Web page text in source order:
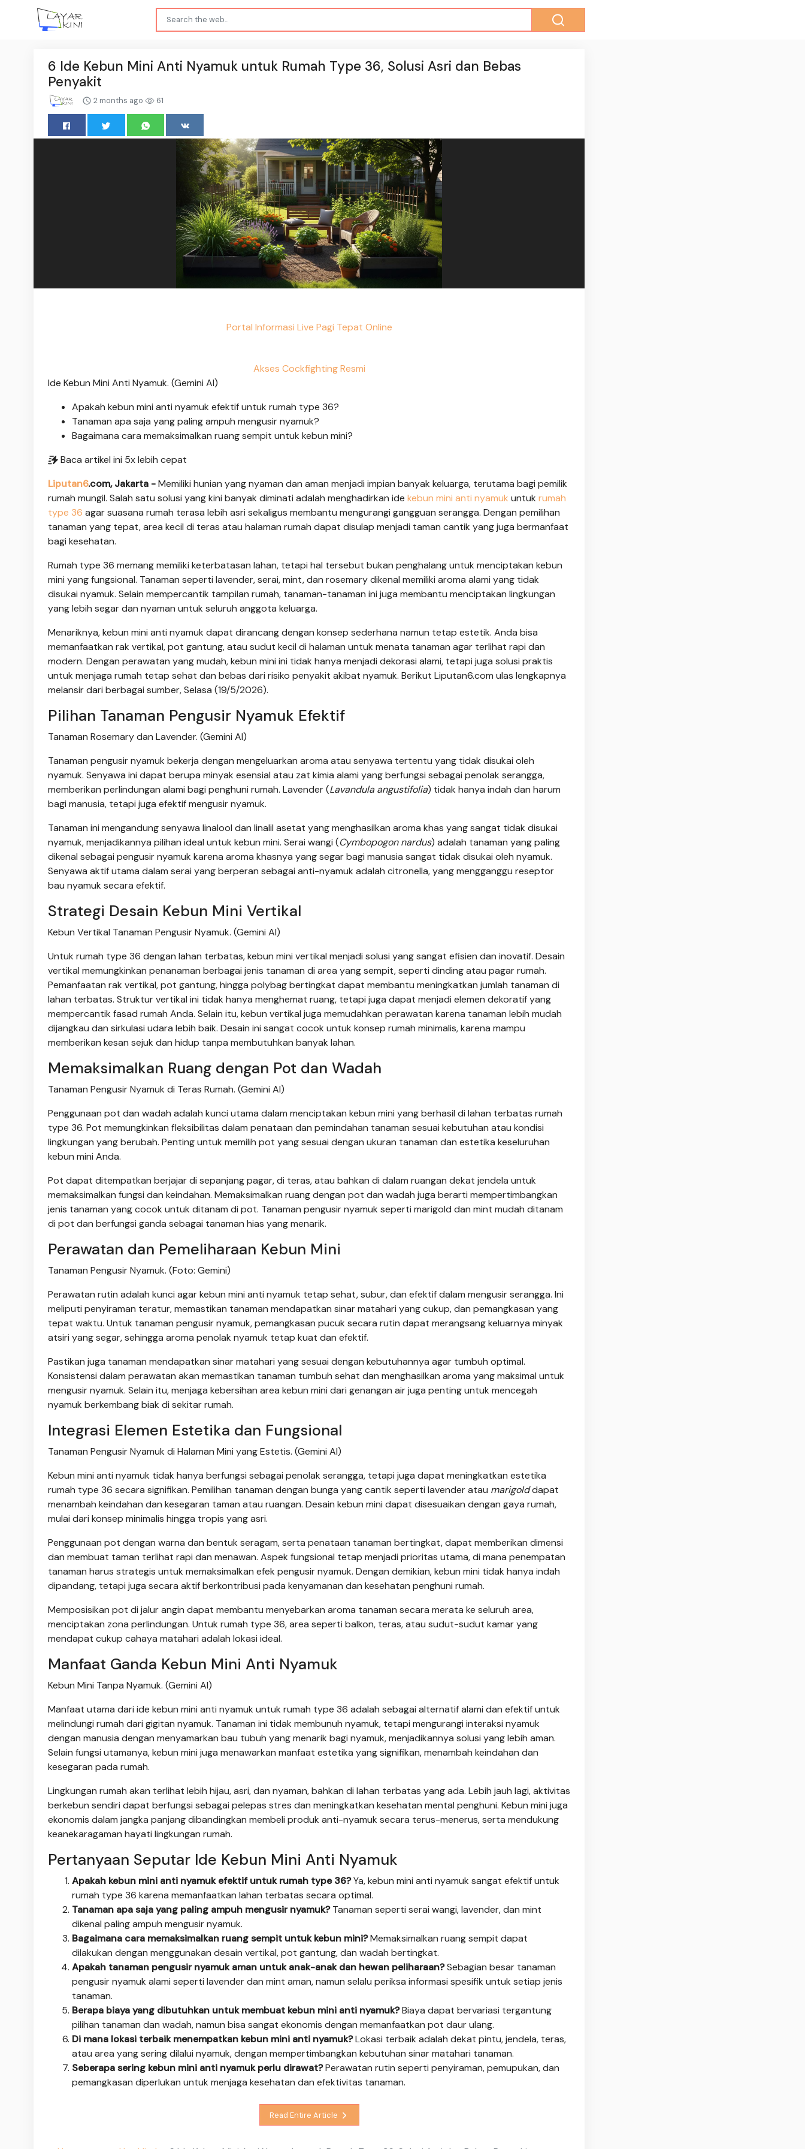
6 Ide Kebun Mini Anti Nyamuk untuk Rumah Type 36, Solusi Asri dan Bebas
Penyakit
2 months ago 61
Portal Informasi Live Pagi Tepat Online
Akses Cockfighting Resmi
Ide Kebun Mini Anti Nyamuk. (Gemini AI)
Apakah kebun mini anti nyamuk efektif untuk rumah type 36?
Tanaman apa saja yang paling ampuh mengusir nyamuk?
Bagaimana cara memaksimalkan ruang sempit untuk kebun mini?
Baca artikel ini 5x lebih cepat
Liputan6.com, Jakarta -Memiliki hunian yang nyaman dan aman menjadi impian banyak keluarga, terutama bagi pemilik
rumah mungil. Salah satu solusi yang kini banyak diminati adalah menghadirkan ide kebun mini anti nyamuk untuk rumah
type 36 agar suasana rumah terasa lebih asri sekaligus membantu mengurangi gangguan serangga. Dengan pemilihan
tanaman yang tepat, area kecil di teras atau halaman rumah dapat disulap menjadi taman cantik yang juga bermanfaat
bagi kesehatan.
Rumah type 36 memang memiliki keterbatasan lahan, tetapi hal tersebut bukan penghalang untuk menciptakan kebun
mini yang fungsional. Tanaman seperti lavender, serai, mint, dan rosemary dikenal memiliki aroma alami yang tidak
disukai nyamuk. Selain mempercantik tampilan rumah, tanaman-tanaman ini juga membantu menciptakan lingkungan
yang lebih segar dan nyaman untuk seluruh anggota keluarga.
Menariknya, kebun mini anti nyamuk dapat dirancang dengan konsep sederhana namun tetap estetik. Anda bisa
memanfaatkan rak vertikal, pot gantung, atau sudut kecil di halaman untuk menata tanaman agar terlihat rapi dan
modern. Dengan perawatan yang mudah, kebun mini ini tidak hanya menjadi dekorasi alami, tetapi juga solusi praktis
untuk menjaga rumah tetap sehat dan bebas dari risiko penyakit akibat nyamuk. Berikut Liputan6.com ulas lengkapnya
melansir dari berbagai sumber, Selasa (19/5/2026).
Pilihan Tanaman Pengusir Nyamuk Efektif
Tanaman Rosemary dan Lavender. (Gemini AI)
Tanaman pengusir nyamuk bekerja dengan mengeluarkan aroma atau senyawa tertentu yang tidak disukai oleh
nyamuk. Senyawa ini dapat berupa minyak esensial atau zat kimia alami yang berfungsi sebagai penolak serangga,
memberikan perlindungan alami bagi penghuni rumah. Lavender (Lavandula angustifolia) tidak hanya indah dan harum
bagi manusia, tetapi juga efektif mengusir nyamuk.
Tanaman ini mengandung senyawa linalool dan linalil asetat yang menghasilkan aroma khas yang sangat tidak disukai
nyamuk, menjadikannya pilihan ideal untuk kebun mini. Serai wangi (Cymbopogon nardus) adalah tanaman yang paling
dikenal sebagai pengusir nyamuk karena aroma khasnya yang segar bagi manusia sangat tidak disukai oleh nyamuk.
Senyawa aktif utama dalam serai yang berperan sebagai anti-nyamuk adalah citronella, yang mengganggu reseptor
bau nyamuk secara efektif.
Strategi Desain Kebun Mini Vertikal
Kebun Vertikal Tanaman Pengusir Nyamuk. (Gemini AI)
Untuk rumah type 36 dengan lahan terbatas, kebun mini vertikal menjadi solusi yang sangat efisien dan inovatif. Desain
vertikal memungkinkan penanaman berbagai jenis tanaman di area yang sempit, seperti dinding atau pagar rumah.
Pemanfaatan rak vertikal, pot gantung, hingga polybag bertingkat dapat membantu meningkatkan jumlah tanaman di
lahan terbatas. Struktur vertikal ini tidak hanya menghemat ruang, tetapi juga dapat menjadi elemen dekoratif yang
mempercantik fasad rumah Anda. Selain itu, kebun vertikal juga memudahkan perawatan karena tanaman lebih mudah
dijangkau dan sirkulasi udara lebih baik. Desain ini sangat cocok untuk konsep rumah minimalis, karena mampu
memberikan kesan sejuk dan hidup tanpa membutuhkan banyak lahan.
Memaksimalkan Ruang dengan Pot dan Wadah
Tanaman Pengusir Nyamuk di Teras Rumah. (Gemini AI)
Penggunaan pot dan wadah adalah kunci utama dalam menciptakan kebun mini yang berhasil di lahan terbatas rumah
type 36. Pot memungkinkan fleksibilitas dalam penataan dan pemindahan tanaman sesuai kebutuhan atau kondisi
lingkungan yang berubah. Penting untuk memilih pot yang sesuai dengan ukuran tanaman dan estetika keseluruhan
kebun mini Anda.
Pot dapat ditempatkan berjajar di sepanjang pagar, di teras, atau bahkan di dalam ruangan dekat jendela untuk
memaksimalkan fungsi dan keindahan. Memaksimalkan ruang dengan pot dan wadah juga berarti mempertimbangkan
jenis tanaman yang cocok untuk ditanam di pot. Tanaman pengusir nyamuk seperti marigold dan mint mudah ditanam
di pot dan berfungsi ganda sebagai tanaman hias yang menarik.
Perawatan dan Pemeliharaan Kebun Mini
Tanaman Pengusir Nyamuk. (Foto: Gemini)
Perawatan rutin adalah kunci agar kebun mini anti nyamuk tetap sehat, subur, dan efektif dalam mengusir serangga. Ini
meliputi penyiraman teratur, memastikan tanaman mendapatkan sinar matahari yang cukup, dan pemangkasan yang
tepat waktu. Untuk tanaman pengusir nyamuk, pemangkasan pucuk secara rutin dapat merangsang keluarnya minyak
atsiri yang segar, sehingga aroma penolak nyamuk tetap kuat dan efektif.
Pastikan juga tanaman mendapatkan sinar matahari yang sesuai dengan kebutuhannya agar tumbuh optimal.
Konsistensi dalam perawatan akan memastikan tanaman tumbuh sehat dan menghasilkan aroma yang maksimal untuk
mengusir nyamuk. Selain itu, menjaga kebersihan area kebun mini dari genangan air juga penting untuk mencegah
nyamuk berkembang biak di sekitar rumah.
Integrasi Elemen Estetika dan Fungsional
Tanaman Pengusir Nyamuk di Halaman Mini yang Estetis. (Gemini AI)
Kebun mini anti nyamuk tidak hanya berfungsi sebagai penolak serangga, tetapi juga dapat meningkatkan estetika
rumah type 36 secara signifikan. Pemilihan tanaman dengan bunga yang cantik seperti lavender atau marigolddapat
menambah keindahan dan kesegaran taman atau ruangan. Desain kebun mini dapat disesuaikan dengan gaya rumah,
mulai dari konsep minimalis hingga tropis yang asri.
Penggunaan pot dengan warna dan bentuk seragam, serta penataan tanaman bertingkat, dapat memberikan dimensi
dan membuat taman terlihat rapi dan menawan. Aspek fungsional tetap menjadi prioritas utama, di mana penempatan
tanaman harus strategis untuk memaksimalkan efek pengusir nyamuk. Dengan demikian, kebun mini tidak hanya indah
dipandang, tetapi juga secara aktif berkontribusi pada kenyamanan dan kesehatan penghuni rumah.
Memposisikan pot di jalur angin dapat membantu menyebarkan aroma tanaman secara merata ke seluruh area,
menciptakan zona perlindungan. Untuk rumah type 36, area seperti balkon, teras, atau sudut-sudut kamar yang
mendapat cukup cahaya matahari adalah lokasi ideal.
Manfaat Ganda Kebun Mini Anti Nyamuk
Kebun Mini Tanpa Nyamuk. (Gemini AI)
Manfaat utama dari ide kebun mini anti nyamuk untuk rumah type 36 adalah sebagai alternatif alami dan efektif untuk
melindungi rumah dari gigitan nyamuk. Tanaman ini tidak membunuh nyamuk, tetapi mengurangi interaksi nyamuk
dengan manusia dengan menyamarkan bau tubuh yang menarik bagi nyamuk, menjadikannya solusi yang lebih aman.
Selain fungsi utamanya, kebun mini juga menawarkan manfaat estetika yang signifikan, menambah keindahan dan
kesegaran pada rumah.
Lingkungan rumah akan terlihat lebih hijau, asri, dan nyaman, bahkan di lahan terbatas yang ada. Lebih jauh lagi, aktivitas
berkebun sendiri dapat berfungsi sebagai pelepas stres dan meningkatkan kesehatan mental penghuni. Kebun mini juga
ekonomis dalam jangka panjang dibandingkan membeli produk anti-nyamuk secara terus-menerus, serta mendukung
keanekaragaman hayati lingkungan rumah.
Pertanyaan Seputar Ide Kebun Mini Anti Nyamuk
Apakah kebun mini anti nyamuk efektif untuk rumah type 36?Ya, kebun mini anti nyamuk sangat efektif untuk
rumah type 36 karena memanfaatkan lahan terbatas secara optimal.
Tanaman apa saja yang paling ampuh mengusir nyamuk?Tanaman seperti serai wangi, lavender, dan mint
dikenal paling ampuh mengusir nyamuk.
Bagaimana cara memaksimalkan ruang sempit untuk kebun mini?Memaksimalkan ruang sempit dapat
dilakukan dengan menggunakan desain vertikal, pot gantung, dan wadah bertingkat.
Apakah tanaman pengusir nyamuk aman untuk anak-anak dan hewan peliharaan?Sebagian besar tanaman
pengusir nyamuk alami seperti lavender dan mint aman, namun selalu periksa informasi spesifik untuk setiap jenis
tanaman.
Berapa biaya yang dibutuhkan untuk membuat kebun mini anti nyamuk?Biaya dapat bervariasi tergantung
pilihan tanaman dan wadah, namun bisa sangat ekonomis dengan memanfaatkan pot daur ulang.
Di mana lokasi terbaik menempatkan kebun mini anti nyamuk?Lokasi terbaik adalah dekat pintu, jendela, teras,
atau area yang sering dilalui nyamuk, dengan mempertimbangkan kebutuhan sinar matahari tanaman.
Seberapa sering kebun mini anti nyamuk perlu dirawat?Perawatan rutin seperti penyiraman, pemupukan, dan
pemangkasan diperlukan untuk menjaga kesehatan dan efektivitas tanaman.
Read Entire Article